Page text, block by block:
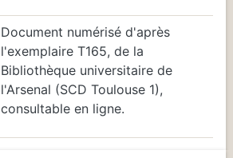
Document numérisé d'après
l'exemplaire T165, de la
Bibliothèque universitaire de
l'Arsenal (SCD Toulouse 1),
consultable en ligne.